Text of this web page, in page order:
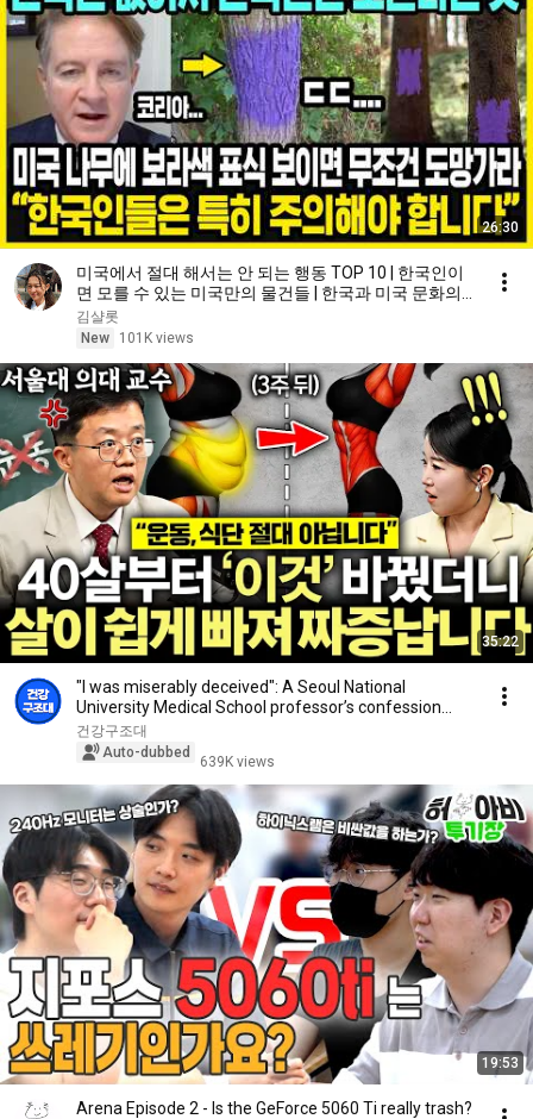
26:30
미국에서 절대 해서는 안 되는 행동 TOP 10 | 한국인이
면 모를 수 있는 미국만의 물건들 | 한국과 미국 문화의
차이와 특징
김샬롯
New
101K views
35:22
"I was miserably deceived": A Seoul National
University Medical School professor’s confession
aft...
건강구조대
Auto-dubbed
639K views
19:53
Arena Episode 2 - Is the GeForce 5060 Ti really trash?